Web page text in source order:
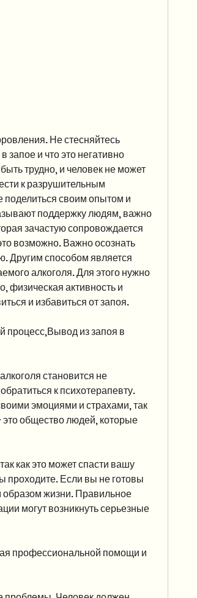
и что это негативно
трудно, и человек не может
к разрушительным
поделиться своим опытом и
поддержку людям, важно
зачастую сопровождается
возможно. Важно осознать
Другим способом является
алкоголя. Для этого нужно
физическая активность и
и избавиться от запоя.
процесс,Вывод из запоя в
становится не
к психотерапевту.
эмоциями и страхами, так
это общество людей, которые
как это может спасти вашу
проходите. Если вы не готовы
образом жизни. Правильное
могут возникнуть серьезные
профессиональной помощи и